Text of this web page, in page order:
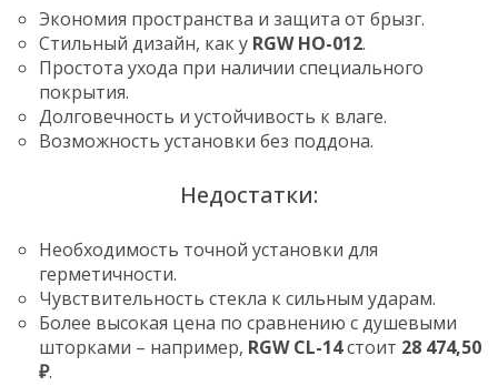
Экономия пространства и защита от брызг.
Стильный дизайн, как у RGW HO-012.
Простота ухода при наличии специального
покрытия.
Долговечность и устойчивость к влаге.
Возможность установки без поддона.
Недостатки:
Необходимость точной установки для
герметичности.
Чувствительность стекла к сильным ударам.
Более высокая цена по сравнению с душевыми
шторками – например, RGW CL-14стоит 28 474,50
₽.